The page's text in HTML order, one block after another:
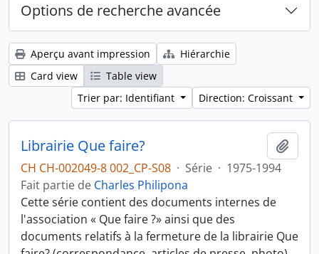
Options de recherche avancée
Aperçu avant impression
Hiérarchie
Card view
Table view
Trier par: Identifiant
Direction: Croissant
Librairie Que faire?
CH CH-002049-8 002_CP-S08 · Série · 1975-1994
Fait partie de Charles Philipona
Cette série contient des documents internes de
l'association « Que faire ?» ainsi que des
documents relatifs à la fermeture de la librairie Que